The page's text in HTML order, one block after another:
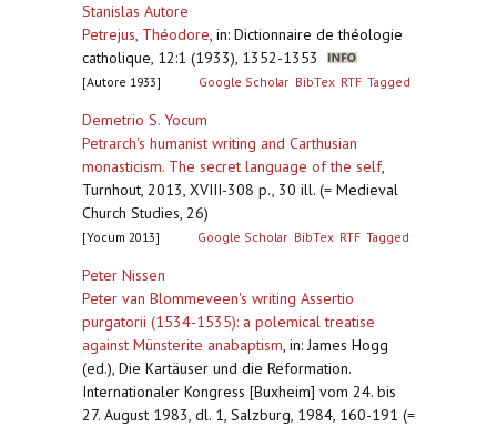
Stanislas Autore
Petrejus, Théodore, in: Dictionnaire de théologie
catholique, 12:1 (1933), 1352-1353
[Autore 1933] Google Scholar BibTex RTF Tagged
Demetrio S. Yocum
Petrarch's humanist writing and Carthusian
monasticism. The secret language of the self,
Turnhout, 2013, XVIII-308 p., 30 ill. (= Medieval
Church Studies, 26)
[Yocum 2013] Google Scholar BibTex RTF Tagged
Peter Nissen
Peter van Blommeveen's writing Assertio
purgatorii (1534-1535): a polemical treatise
against Münsterite anabaptism, in: James Hogg
(ed.), Die Kartäuser und die Reformation.
Internationaler Kongress [Buxheim] vom 24. bis
27. August 1983, dl. 1, Salzburg, 1984, 160-191 (=